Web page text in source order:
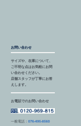
お問い合わせ
サイズや、在庫について、
ご不明な点はお気軽にお問
い合わせください。
店舗スタッフが丁寧にお答
えします。
お電話でのお問い合わせ
一般電話：076-495-8560